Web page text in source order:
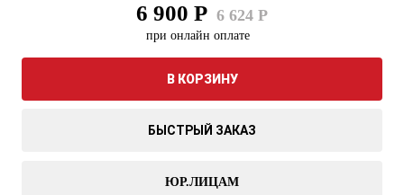
6 900 Р 6 624 Р
при онлайн оплате
В КОРЗИНУ
БЫСТРЫЙ ЗАКАЗ
ЮР.ЛИЦАМ